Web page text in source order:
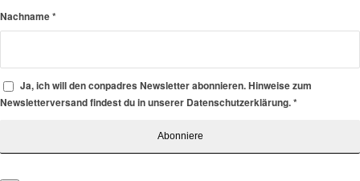
Nachname*
Ja, ich will den conpadres Newsletter abonnieren. Hinweise zum
Newsletterversand findest du in unserer Datenschutzerklärung.*